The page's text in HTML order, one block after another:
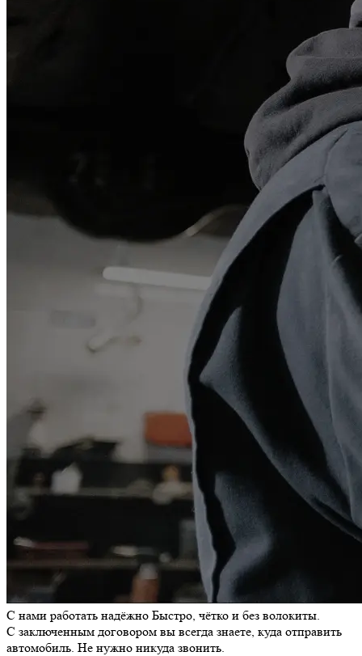
С нами работать надёжно Быстро, чётко и без волокиты.
С заключенным договором вы всегда знаете, куда отправить
автомобиль. Не нужно никуда звонить.